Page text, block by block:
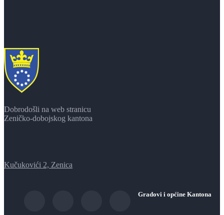
Dobrodošli na web stranicu
Zeničko-dobojskog kantona
Kučukovići 2, Zenica
Gradovi i općine Kantona